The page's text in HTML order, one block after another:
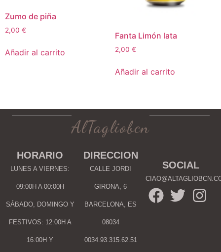
Zumo de piña
2,00 €
Añadir al carrito
Fanta Limón lata
2,00 €
Añadir al carrito
AlTagliobcn
HORARIO
LUNES A VIERNES:
09:00H A 00:00H
SÁBADO, DOMINGO Y
FESTIVOS: 12:00H A
16:00H Y
DIRECCION
CALLE JORDI
GIRONA, 6
BARCELONA, ES
08034
0034.93.315.62.51
SOCIAL